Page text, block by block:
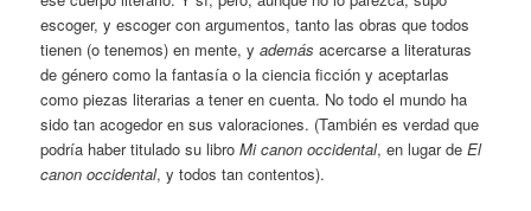
escoger, y escoger con argumentos, tanto las obras que todos
tienen (o tenemos) en mente, yademás acercarse a literaturas
de género como la fantasía o la ciencia ficción y aceptarlas
como piezas literarias a tener en cuenta. No todo el mundo ha
sido tan acogedor en sus valoraciones. (También es verdad que
podría haber titulado su libroMi canon occidental, en lugar deEl
canon occidental, y todos tan contentos).